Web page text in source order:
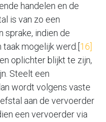
handelen en de
is van zo een
sprake, indien de
mogelijk werd.[ 16]
oplichter blijkt te zijn,
Steelt een
wordt volgens vaste
aan de vervoerder
een vervoerder via